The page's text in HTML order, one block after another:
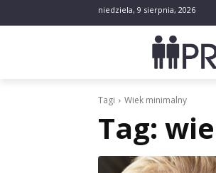
niedziela, 9 sierpnia, 2026
Tagi Wiek minimalny
Tag: